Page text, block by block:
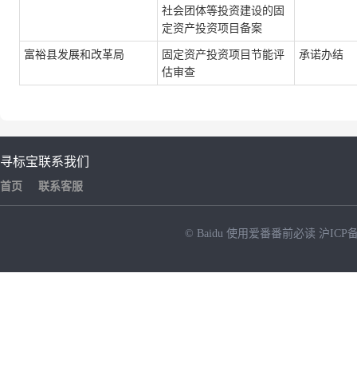
社会团体等投资建设的固
定资产投资项目备案
富裕县发展和改革局
固定资产投资项目节能评
估审查
承诺办结
寻标宝
首页
联系我们
联系客服
© Baidu 使用爱番番前必读 沪ICP